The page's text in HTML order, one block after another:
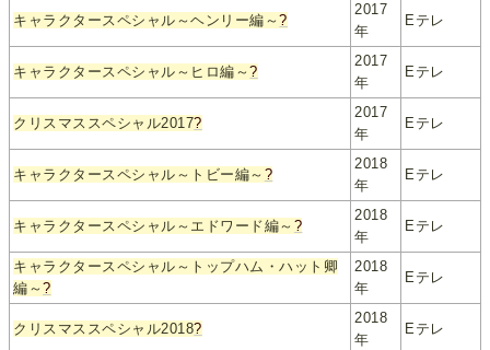
キャラクタースペシャル～ヘンリー編～?
2017
年
Eテレ
キャラクタースペシャル～ヒロ編～?
2017
年
Eテレ
クリスマススペシャル2017?
2017
年
Eテレ
キャラクタースペシャル～トビー編～ ?
2018
年
Eテレ
キャラクタースペシャル～エドワード編～ ?
2018
年
Eテレ
キャラクタースペシャル～トップハム・ハット卿
編～?
2018
年
Eテレ
クリスマススペシャル2018?
2018
年
Eテレ